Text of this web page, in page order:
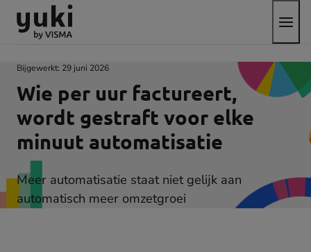
Direct
naar
Direct
naar
Ga
naar
het
Wie per uur factureert,
wordt gestraft voor elke
minuut automatisatie
Bijgewerkt: 29 juni 2026
Meer automatisatie staat niet gelijk aan
automatisch meer omzetgroei